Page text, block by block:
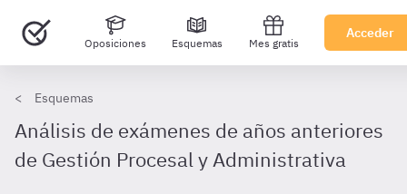
Oposiciones Esquemas Mes gratis
Acceder
Esquemas
Análisis de exámenes de años anteriores
de Gestión Procesal y Administrativa